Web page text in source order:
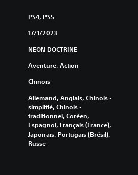
PS4, PS5
17/1/2023
NEON DOCTRINE
Aventure, Action
Chinois
Allemand, Anglais, Chinois -
simplifié, Chinois -
traditionnel, Coréen,
Espagnol, Français (France),
Japonais, Portugais (Brésil),
Russe